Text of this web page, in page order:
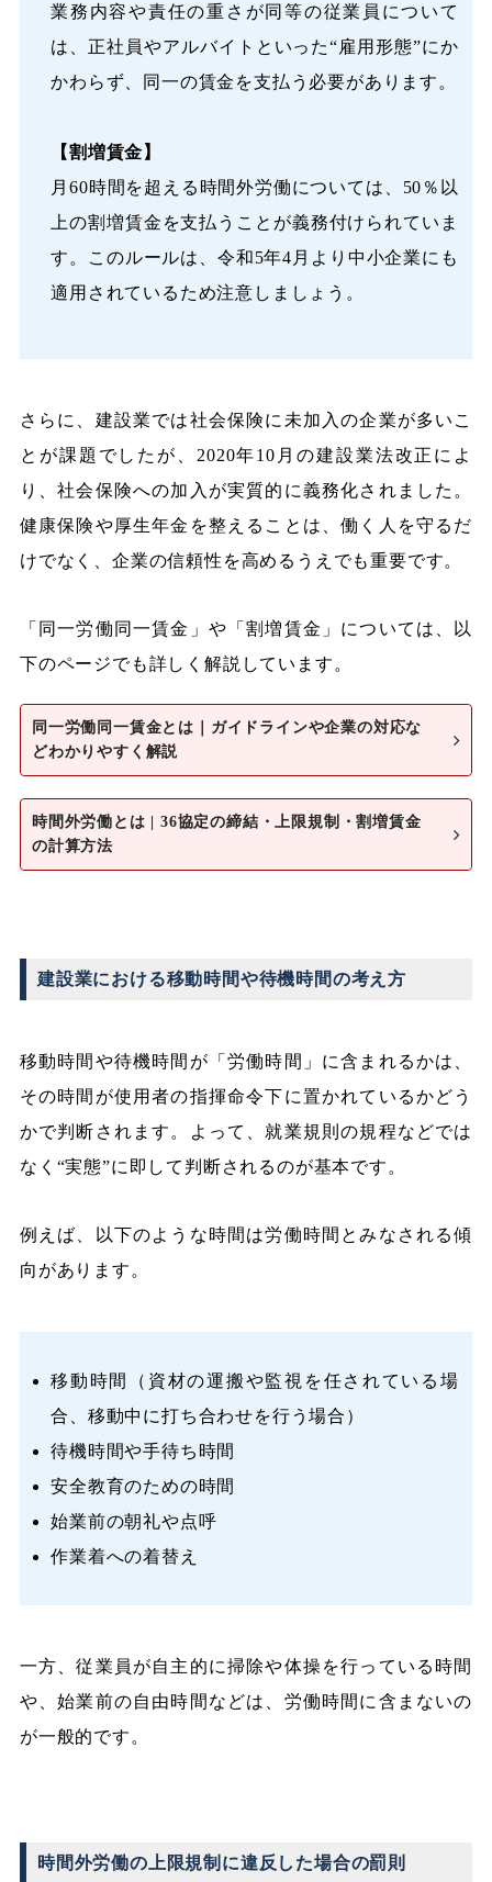
業務内容や責任の重さが同等の従業員について
は、正社員やアルバイトといった“雇用形態”にか
かわらず、同一の賃金を支払う必要があります。
【割増賃金】
月60時間を超える時間外労働については、50％以
上の割増賃金を支払うことが義務付けられていま
す。このルールは、令和5年4月より中小企業にも
適用されているため注意しましょう。
さらに、建設業では社会保険に未加入の企業が多いこ
とが課題でしたが、2020年10月の建設業法改正によ
り、社会保険への加入が実質的に義務化されました。
健康保険や厚生年金を整えることは、働く人を守るだ
けでなく、企業の信頼性を高めるうえでも重要です。
「同一労働同一賃金」や「割増賃金」については、以
下のページでも詳しく解説しています。
同一労働同一賃金とは｜ガイドラインや企業の対応な
どわかりやすく解説
時間外労働とは | 36協定の締結・上限規制・割増賃金
の計算方法
建設業における移動時間や待機時間の考え方
移動時間や待機時間が「労働時間」に含まれるかは、
その時間が使用者の指揮命令下に置かれているかどう
かで判断されます。よって、就業規則の規程などでは
なく“実態”に即して判断されるのが基本です。
例えば、以下のような時間は労働時間とみなされる傾
向があります。
移動時間（資材の運搬や監視を任されている場
合、移動中に打ち合わせを行う場合）
待機時間や手待ち時間
安全教育のための時間
始業前の朝礼や点呼
作業着への着替え
一方、従業員が自主的に掃除や体操を行っている時間
や、始業前の自由時間などは、労働時間に含まないの
が一般的です。
時間外労働の上限規制に違反した場合の罰則